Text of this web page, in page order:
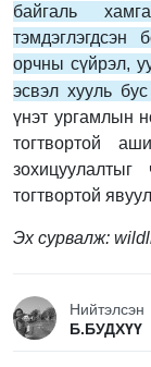
байгаль
тэмдэглэгдсэн
орчны сүйрэл,
эсвэл хууль
үнэт ургамлын
тогтвортой
зохицуулалтыг
тогтвортой
Эх сурвалж:
Нийтэлсэн
Б.БУДХҮҮ